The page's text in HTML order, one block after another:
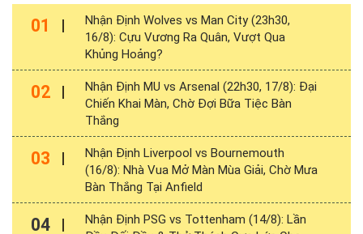
01
Nhận Định Wolves vs Man City (23h30,
16/8): Cựu Vương Ra Quân, Vượt Qua
Khủng Hoảng?
02
Nhận Định MU vs Arsenal (22h30, 17/8): Đại
Chiến Khai Màn, Chờ Đợi Bữa Tiệc Bàn
Thắng
03
Nhận Định Liverpool vs Bournemouth
(16/8): Nhà Vua Mở Màn Mùa Giải, Chờ Mưa
Bàn Thắng Tại Anfield
04
Nhận Định PSG vs Tottenham (14/8): Lần